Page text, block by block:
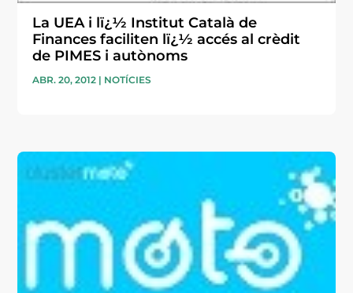
La UEA i lï¿½ Institut Català de
Finances faciliten lï¿½ accés al crèdit
de PIMES i autònoms
ABR. 20, 2012 | NOTÍCIES